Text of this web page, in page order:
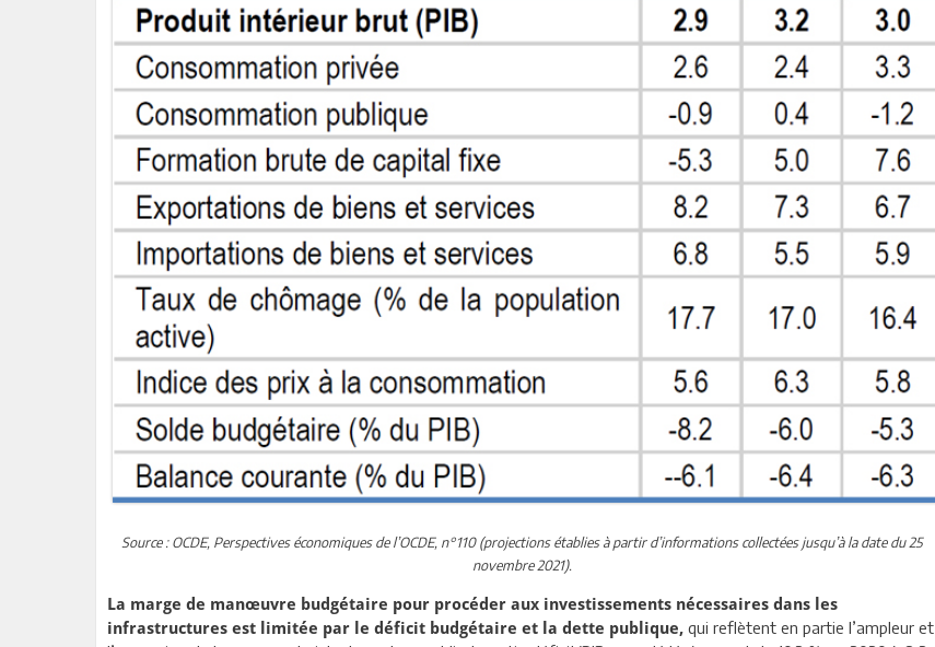
Source : OCDE, Perspectives économiques de l’OCDE, n°110 (projections établies à partir d’informations collectées jusqu’à la date du 25
novembre 2021).
La marge de manœuvre budgétaire pour procéder aux investissements nécessaires dans les
infrastructures est limitée par le déficit budgétaire et la dette publique, qui reflètent en partie l’ampleur et